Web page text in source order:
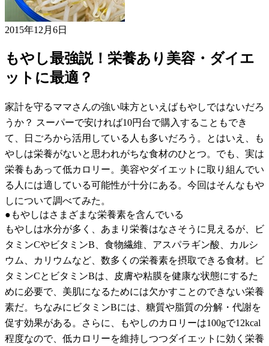
2015年12月6日
もやし最強説！栄養あり美容・ダイエ
ットに最適？
家計を守るママさんの強い味方といえばもやしではないだろ
うか？ スーパーで安ければ10円台で購入することもでき
て、日ごろから活用している人も多いだろう。とはいえ、も
やしは栄養がないと思われがちな食材のひとつ。でも、実は
栄養もあって低カロリー。美容やダイエットに取り組んでい
る人には適している可能性が十分にある。今回はそんなもや
しについて調べてみた。
●もやしはさまざまな栄養素を含んでいる
もやしは水分が多く、あまり栄養はなさそうに見えるが、ビ
タミンCやビタミンB、食物繊維、アスパラギン酸、カルシ
ウム、カリウムなど、数多くの栄養素を摂取できる食材。ビ
タミンCとビタミンBは、皮膚や粘膜を健康な状態にするた
めに必要で、美肌になるためには欠かすことのできない栄養
素だ。ちなみにビタミンBには、糖質や脂質の分解・代謝を
促す効果がある。さらに、もやしのカロリーは100gで12kcal
程度なので、低カロリーを維持しつつダイエットに効く栄養